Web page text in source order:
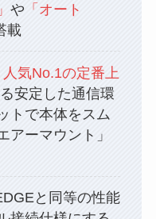
や 「オート
載
人気No.1の定番上
安定した通信環
トで本体をスム
アーマウント」
と同等の性能